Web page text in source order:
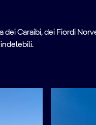
Caraibi, dei Fiordi